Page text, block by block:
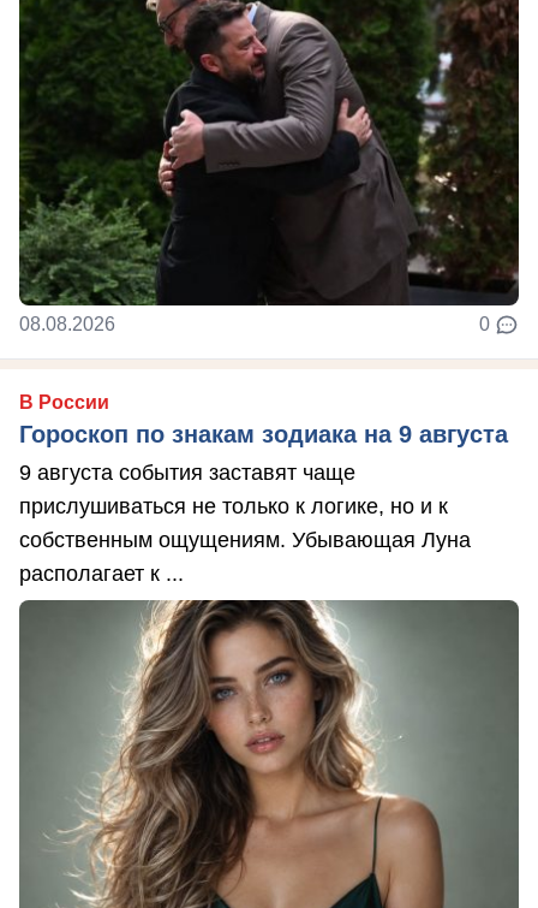
08.08.2026 0
В России
Гороскоп по знакам зодиака на 9 августа
9 августа события заставят чаще
прислушиваться не только к логике, но и к
собственным ощущениям. Убывающая Луна
располагает к ...